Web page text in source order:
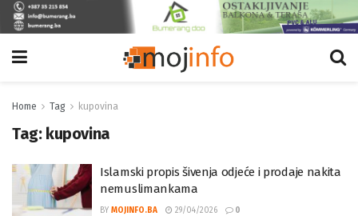
Home Tag kupovina
Tag: kupovina
Islamski propis šivenja odjeće i prodaje nakita
nemuslimankama
BY MOJINFO.BA 29/04/2026 0